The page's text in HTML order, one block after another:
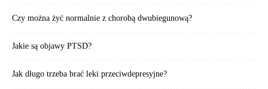
Czy można żyć normalnie z chorobą dwubiegunową?
Jakie są objawy PTSD?
Jak długo trzeba brać leki przeciwdepresyjne?